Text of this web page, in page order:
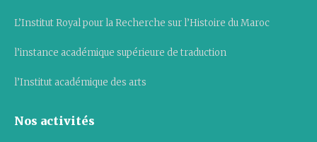
L’Institut Royal pour la Recherche sur l’Histoire du Maroc
l’instance académique supérieure de traduction
l’Institut académique des arts
Nos activités